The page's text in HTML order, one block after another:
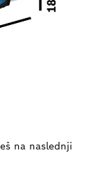
na naslednji